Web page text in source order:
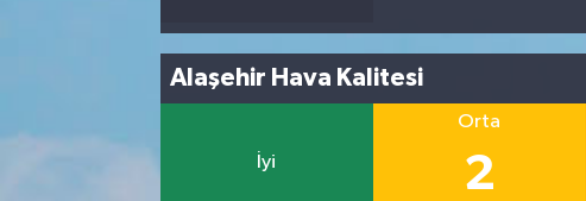
Alaşehir Hava Kalitesi
İyi
Orta
2